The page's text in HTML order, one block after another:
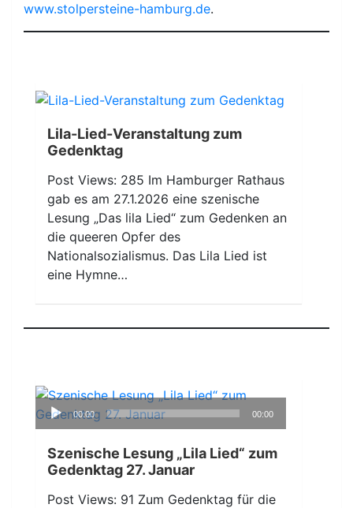
www.stolpersteine-hamburg.de.
Lila-Lied-Veranstaltung zum
Gedenktag
Post Views: 285 Im Hamburger Rathaus
gab es am 27.1.2026 eine szenische
Lesung „Das lila Lied“ zum Gedenken an
die queeren Opfer des
Nationalsozialismus. Das Lila Lied ist
eine Hymne…
Audio-
00:00 00:00
Szenische Lesung „Lila Lied“ zum
Gedenktag 27. Januar
Post Views: 91 Zum Gedenktag für die